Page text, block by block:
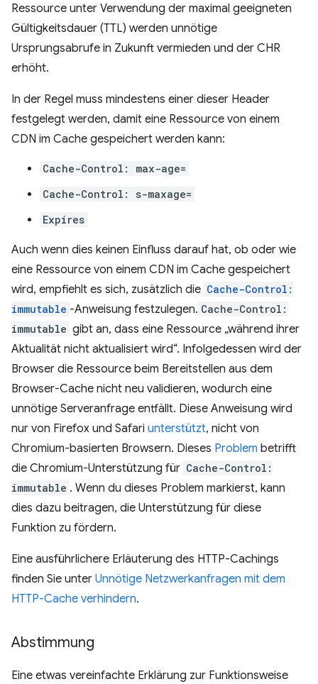
Ressource unter Verwendung der maximal geeigneten
Gültigkeitsdauer (TTL) werden unnötige
Ursprungsabrufe in Zukunft vermieden und der CHR
erhöht.
In der Regel muss mindestens einer dieser Header
festgelegt werden, damit eine Ressource von einem
CDN im Cache gespeichert werden kann:
Cache-Control: max-age=
Cache-Control: s-maxage=
Expires
Auch wenn dies keinen Einfluss darauf hat, ob oder wie
eine Ressource von einem CDN im Cache gespeichert
wird, empfiehlt es sich, zusätzlich die Cache-Control:
immutable -Anweisung festzulegen. Cache-Control:
immutable gibt an, dass eine Ressource „während ihrer
Aktualität nicht aktualisiert wird“. Infolgedessen wird der
Browser die Ressource beim Bereitstellen aus dem
Browser-Cache nicht neu validieren, wodurch eine
unnötige Serveranfrage entfällt. Diese Anweisung wird
nur von Firefox und Safari unterstützt, nicht von
Chromium-basierten Browsern. Dieses Problem betrifft
die Chromium-Unterstützung für Cache-Control:
immutable . Wenn du dieses Problem markierst, kann
dies dazu beitragen, die Unterstützung für diese
Funktion zu fördern.
Eine ausführlichere Erläuterung des HTTP-Cachings
finden Sie unter Unnötige Netzwerkanfragen mit dem
HTTP-Cache verhindern.
Abstimmung
Eine etwas vereinfachte Erklärung zur Funktionsweise